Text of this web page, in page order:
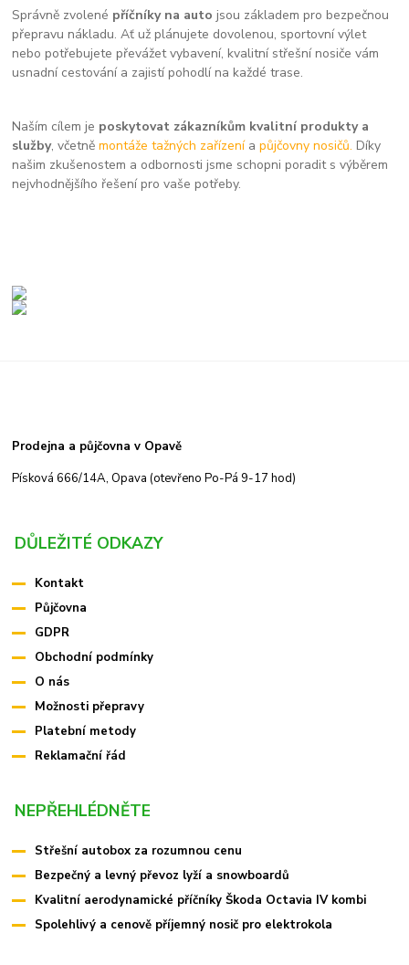
Správně zvolené příčníky na auto jsou základem pro bezpečnou
přepravu nákladu. Ať už plánujete dovolenou, sportovní výlet
nebo potřebujete převážet vybavení, kvalitní střešní nosiče vám
usnadní cestování a zajistí pohodlí na každé trase.
Naším cílem je poskytovat zákazníkům kvalitní produkty a
služby, včetněmontáže tažných zařízení apůjčovny nosičů. Díky
našim zkušenostem a odbornosti jsme schopni poradit s výběrem
nejvhodnějšího řešení pro vaše potřeby.
Prodejna a půjčovna v Opavě
Písková 666/14A, Opava (otevřeno Po-Pá 9-17 hod)
DŮLEŽITÉ ODKAZY
Kontakt
Půjčovna
GDPR
Obchodní podmínky
O nás
Možnosti přepravy
Platební metody
Reklamační řád
NEPŘEHLÉDNĚTE
Střešní autobox za rozumnou cenu
Bezpečný a levný převoz lyží a snowboardů
Kvalitní aerodynamické příčníky Škoda Octavia IV kombi
Spolehlivý a cenově příjemný nosič pro elektrokola